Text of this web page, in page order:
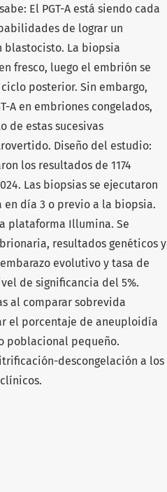
El PGT-A está siendo cada
de lograr un
blastocisto. La biopsia
fresco, luego el embrión se
posterior. Sin embargo,
A en embriones congelados,
de estas sucesivas
Diseño del estudio:
los resultados de 1174
Las biopsias se ejecutaron
día 3 o previo a la biopsia.
plataforma Illumina. Se
resultados genéticos y
evolutivo y tasa de
de significancia del 5%.
al comparar sobrevida
el porcentaje de aneuploidía
poblacional pequeño.
descongelación a los